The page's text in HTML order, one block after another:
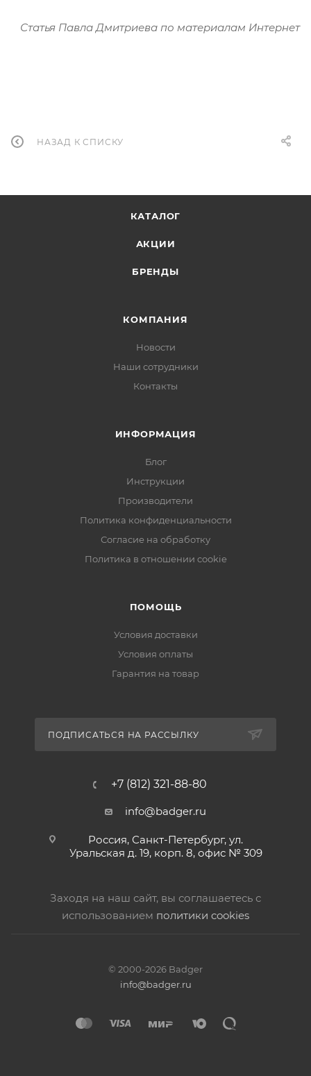
Статья Павла Дмитриева по материалам Интернет
НАЗАД К СПИСКУ
КАТАЛОГ
АКЦИИ
БРЕНДЫ
КОМПАНИЯ
Новости
Наши сотрудники
Контакты
ИНФОРМАЦИЯ
Блог
Инструкции
Производители
Политика конфиденциальности
Согласие на обработку
Политика в отношении cookie
ПОМОЩЬ
Условия доставки
Условия оплаты
Гарантия на товар
ПОДПИСАТЬСЯ НА РАССЫЛКУ
+7 (812) 321-88-80
info@badger.ru
Россия, Санкт-Петербург, ул.
Уральская д. 19, корп. 8, офис № 309
Заходя на наш сайт, вы соглашаетесь с
использованием политики cookies
© 2000-2026 Badger
info@badger.ru